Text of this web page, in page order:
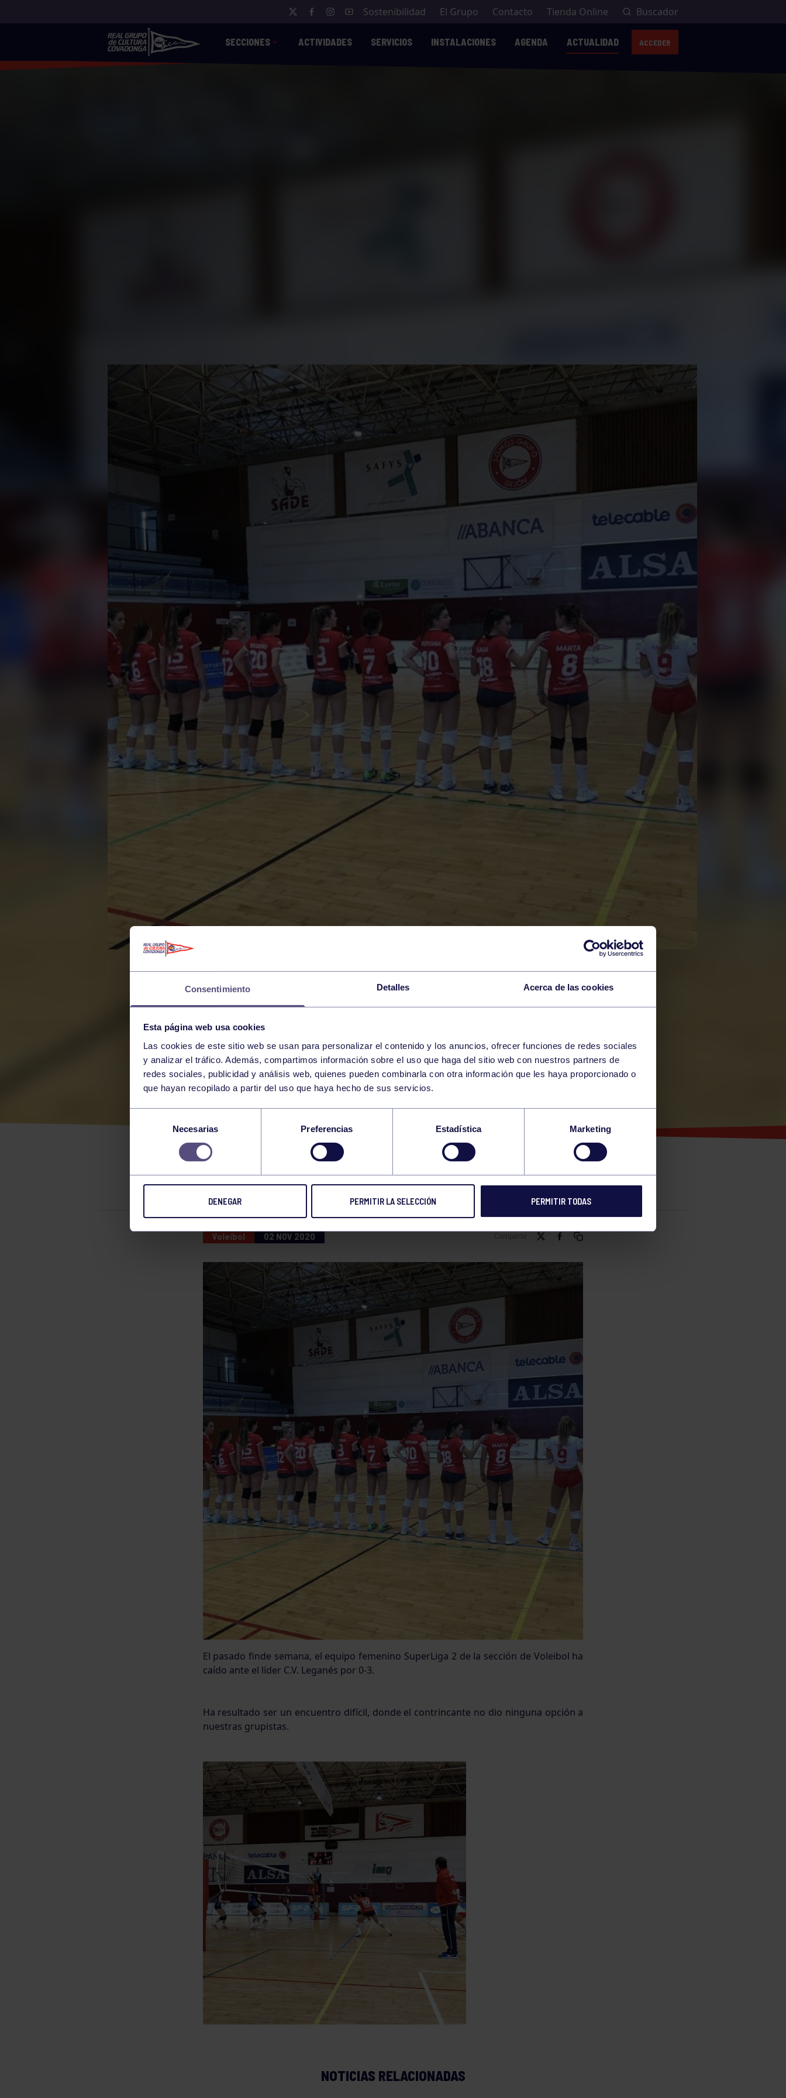
Consentimiento Detalles Acerca de las cookies
Esta página web usa cookies
Las cookies de este sitio web se usan para personalizar el contenido y los anuncios, ofrecer funciones de redes sociales
y analizar el tráfico. Además, compartimos información sobre el uso que haga del sitio web con nuestros partners de
redes sociales, publicidad y análisis web, quienes pueden combinarla con otra información que les haya proporcionado o
que hayan recopilado a partir del uso que haya hecho de sus servicios.
consentimiento
Necesarias Preferencias Estadística Marketing
DENEGAR PERMITIR LA SELECCIÓN PERMITIR TODAS
Sostenibilidad El Grupo Contacto Tienda Online Buscador
SECCIONES ACTIVIDADES SERVICIOS INSTALACIONES AGENDA ACTUALIDAD ACCEDER
DERROTA ANTE EL LÍDER
RESULTADO FINAL: RGCC 0-3 C.V.LEGANÉS.
Voleibol 02 NOV 2020 Comparte
El pasado finde semana, el equipo femenino SuperLiga 2 de la sección de Voleibol ha
caído ante el líder C.V. Leganés por 0-3.
Ha resultado ser un encuentro difícil, donde el contrincante no dio ninguna opción a
nuestras grupistas.
NOTICIAS RELACIONADAS